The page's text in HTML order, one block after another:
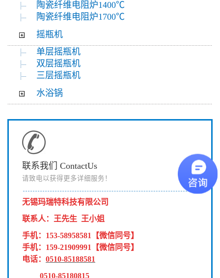
陶瓷纤维电阻炉1400℃
陶瓷纤维电阻炉1700℃
摇瓶机
单层摇瓶机
双层摇瓶机
三层摇瓶机
水浴锅
联系我们 ContactUs
请致电以获得更多详细服务！
无锡玛瑞特科技有限公司
联系人 ：
王先生 王小姐
手机： 153-58958581
【微信同号】
手机： 159-21909991
【微信同号】
电话： 0510-85188581
0510-85180815